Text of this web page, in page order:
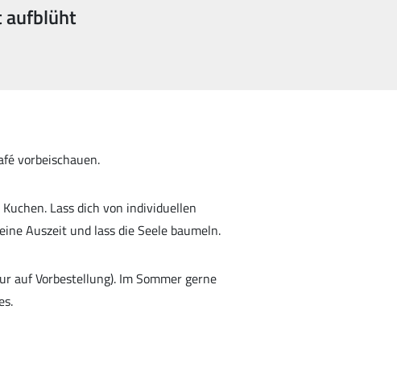
aufblüht
vorbeischauen.
Lass dich von individuellen
Auszeit und lass die Seele baumeln.
auf Vorbestellung). Im Sommer gerne